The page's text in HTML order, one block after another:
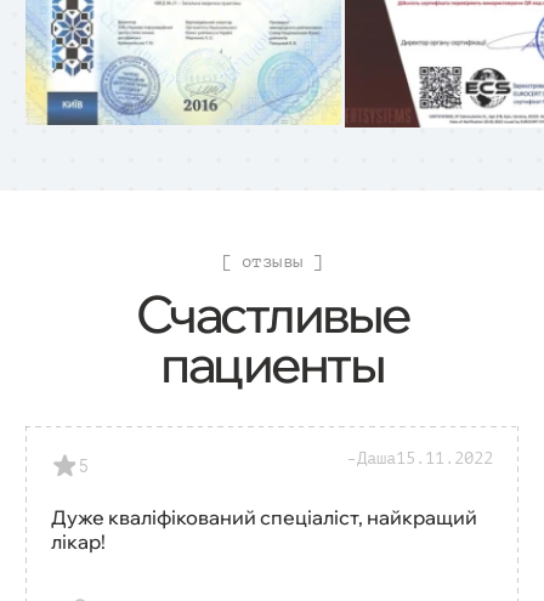
[ отзывы ]
Счастливые
пациенты
5 Даша15.11.2022
Дуже кваліфікований спеціаліст, найкращий
лікар!